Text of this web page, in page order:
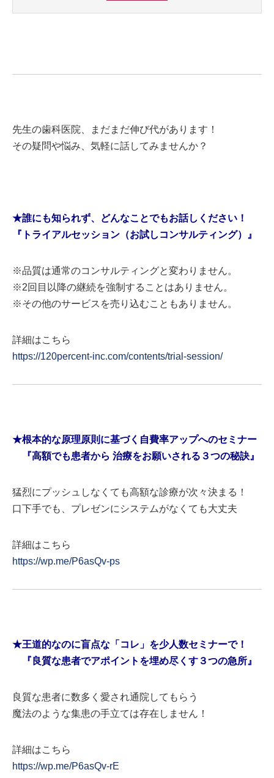
先生の歯科医院、まだまだ伸び代があります！
その疑問や悩み、気軽に話してみませんか？
★誰にも知られず、どんなことでもお話しください！
『トライアルセッション（お試しコンサルティング）』
※品質は通常のコンサルティングと変わりません。
※2回目以降の継続を強制することはありません。
※その他のサービスを売り込むこともありません。
詳細はこちら
https://120percent-inc.com/contents/trial-session/
★根本的な原理原則に基づく自費率アップへのセミナー
『高額でも患者から 治療をお願いされる３つの秘訣』
猛烈にプッシュしなくても高額な診療が次々決まる！
口下手でも、プレゼンにシステムがなくても大丈夫
詳細はこちら
https://wp.me/P6asQv-ps
★王道的なのに盲点な「コレ」を少人数セミナーで！
『良質な患者でアポイントを埋め尽くす３つの急所』
良質な患者に数多く愛され通院してもらう
魔法のような集患の手立ては存在しません！
詳細はこちら
https://wp.me/P6asQv-rE